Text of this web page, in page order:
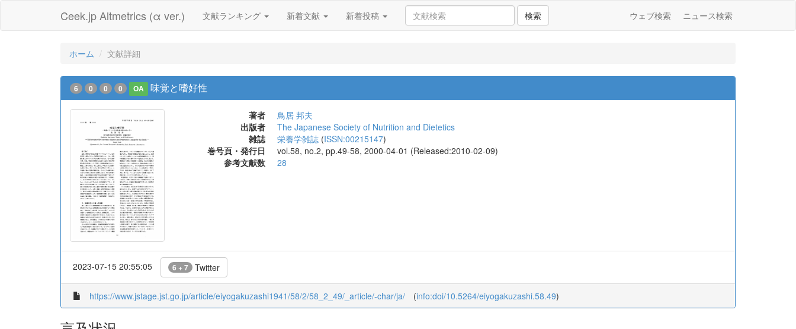
Ceek.jp Altmetrics (α ver.) 文献ランキング 新着文献 新着投稿 検索 ウェブ検索 ニュース検索
ホーム 文献詳細
6 0 0 0 OA 味覚と嗜好性
著者
鳥居 邦夫
出版者
The Japanese Society of Nutrition and Dietetics
雑誌
栄養学雑誌 (ISSN:00215147)
巻号頁・発行日
vol.58, no.2, pp.49-58, 2000-04-01 (Released:2010-02-09)
参考文献数
28
2023-07-15 20:55:05 6 + 7 Twitter
https://www.jstage.jst.go.jp/article/eiyogakuzashi1941/58/2/58_2_49/_article/-char/ja/ (info:doi/10.5264/eiyogakuzashi.58.49)